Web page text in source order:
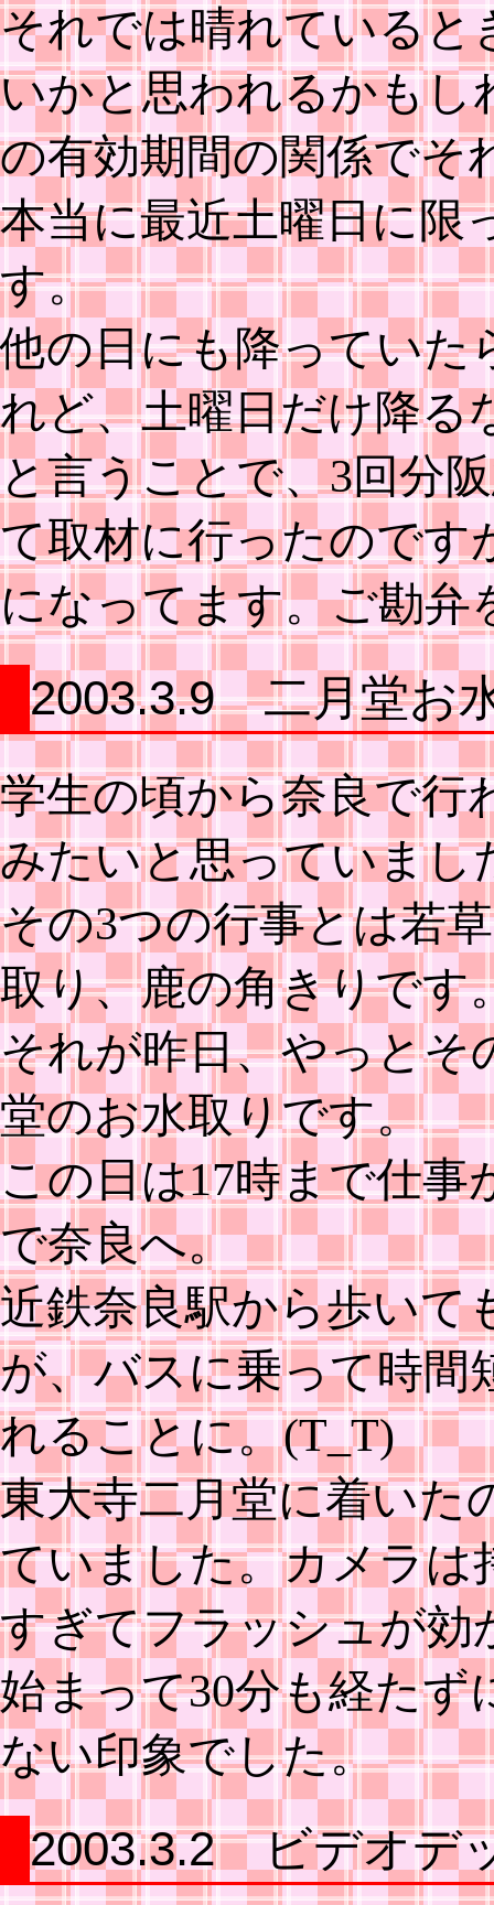
それでは晴れていると
いかと思われるかもし
の有効期間の関係でそ
本当に最近土曜日に限
す。
他の日にも降っていた
れど、土曜日だけ降
と言うことで、3回分
て取材に行ったのです
になってます。ご勘弁
2003.3.9 二月堂お
学生の頃から奈良で行
みたいと思っていまし
その3つの行事とは若
取り、鹿の角きりです
それが昨日、やっとそ
堂のお水取りです。
この日は17時まで仕事
で奈良へ。
近鉄奈良駅から歩いて
が、バスに乗って時間
れることに。(T_T)
東大寺二月堂に着いた
ていました。カメラは
すぎてフラッシュが効
始まって30分も経た
ない印象でした。
2003.3.2 ビデオデ